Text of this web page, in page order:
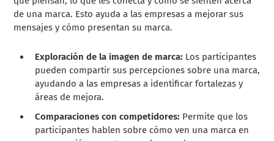
de una marca. Esto ayuda a las empresas a mejorar sus
mensajes y cómo presentan su marca.
Exploración de la imagen de marca: Los participantes
pueden compartir sus percepciones sobre una marca,
ayudando a las empresas a identificar fortalezas y
áreas de mejora.
Comparaciones con competidores: Permite que los
participantes hablen sobre cómo ven una marca en